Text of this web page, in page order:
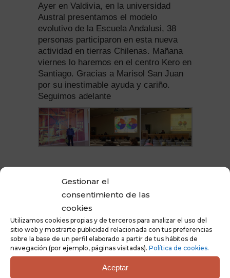
Gestionar el
consentimiento de las
cookies
Utilizamos cookies propias y de terceros para analizar el uso del
sitio web y mostrarte publicidad relacionada con tus preferencias
sobre la base de un perfil elaborado a partir de tus hábitos de
navegación (por ejemplo, páginas visitadas). Política de cookies.
Aceptar
Ayer en Valdivia, en la universidad
Austral presentamos el modelo
evolutivo de la Escuela Andalusi, 38
personas participaron en esta nueva
actividad en tierras Chilenas. Mañana
viernes lo haremos en el centro Kero en
Santiago. Gracias a Marisol San Juan
por su inestimable ayuda y cariño.
Seguimos adelante
Elige la temática: